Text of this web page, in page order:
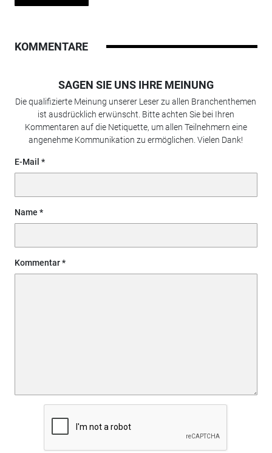
KOMMENTARE
SAGEN SIE UNS IHRE MEINUNG
Die qualifizierte Meinung unserer Leser zu allen Branchenthemen
ist ausdrücklich erwünscht. Bitte achten Sie bei Ihren
Kommentaren auf die Netiquette, um allen Teilnehmern eine
angenehme Kommunikation zu ermöglichen. Vielen Dank!
E-Mail
Name
Kommentar